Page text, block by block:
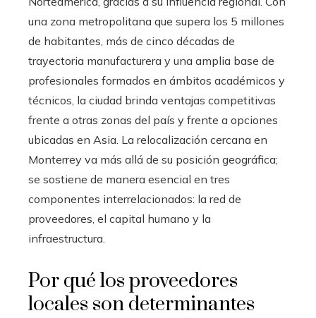
una zona metropolitana que supera los 5 millones
de habitantes, más de cinco décadas de
trayectoria manufacturera y una amplia base de
profesionales formados en ámbitos académicos y
técnicos, la ciudad brinda ventajas competitivas
frente a otras zonas del país y frente a opciones
ubicadas en Asia. La relocalización cercana en
Monterrey va más allá de su posición geográfica;
se sostiene de manera esencial en tres
componentes interrelacionados: la red de
proveedores, el capital humano y la
infraestructura.
Por qué los proveedores
locales son determinantes